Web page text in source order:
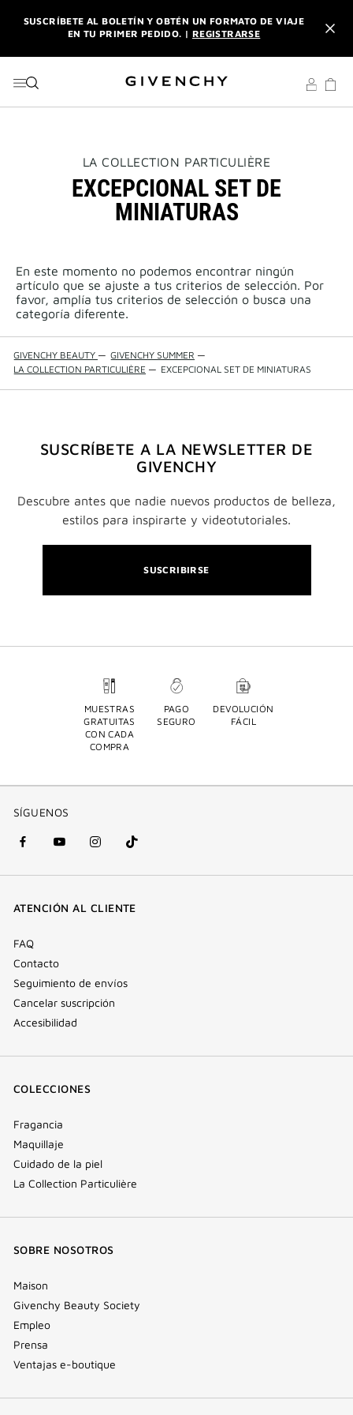
SUSCRÍBETE AL BOLETÍN Y OBTÉN UN FORMATO DE VIAJE
EN TU PRIMER PEDIDO. | REGISTRARSE
DISFRUTA DE ENVÍO URGENTE GRATUITO A PARTIR DE 180
SUSCRÍBETE AL BOLETÍN Y OBTÉN UN FORMATO DE VIAJE
EN TU PRIMER PEDIDO. | REGISTRARSE
THIS
WILL
OPEN
LA COLLECTION PARTICULIÈRE
EXCEPCIONAL SET DE
MINIATURAS
En este momento no podemos encontrar ningún
artículo que se ajuste a tus criterios de selección. Por
favor, amplía tus criterios de selección o busca una
categoría diferente.
GIVENCHY BEAUTY — GIVENCHY SUMMER —
LA COLLECTION PARTICULIÈRE — EXCEPCIONAL SET DE MINIATURAS
SUSCRÍBETE A LA NEWSLETTER DE
GIVENCHY
Descubre antes que nadie nuevos productos de belleza,
estilos para inspirarte y videotutoriales.
SUSCRIBIRSE
MUESTRAS
GRATUITAS
CON CADA
COMPRA
PAGO
SEGURO
DEVOLUCIÓN
FÁCIL
SÍGUENOS
Facebook
(nueva
YouTube
(nueva
Instagram
(nueva
Tik
Tok
ventana)
ATENCIÓN AL CLIENTE
FAQ
Contacto
Seguimiento de envíos
Cancelar suscripción
Accesibilidad
COLECCIONES
Fragancia
Maquillaje
Cuidado de la piel
La Collection Particulière
SOBRE NOSOTROS
Maison
Givenchy Beauty Society
Empleo
Prensa
Ventajas e-boutique